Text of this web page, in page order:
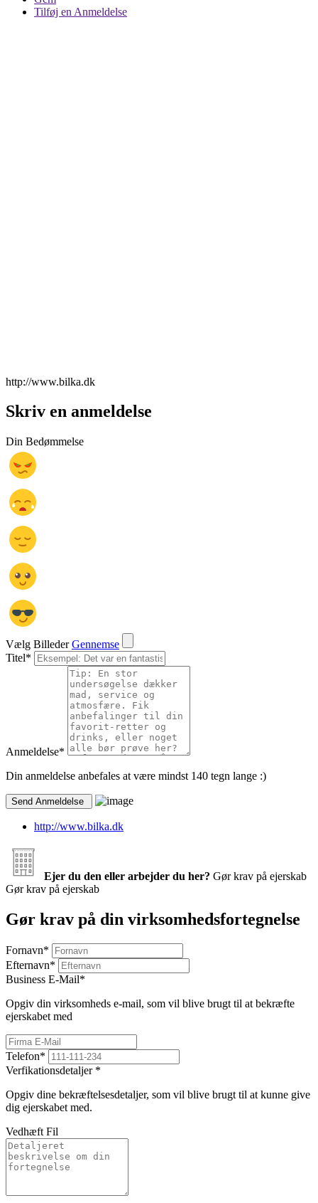
Tilføj en Anmeldelse
http://www.bilka.dk
Skriv en anmeldelse
Din Bedømmelse
Vælg Billeder Gennemse
Titel*
Anmeldelse*
Din anmeldelse anbefales at være mindst 140 tegn lange :)
http://www.bilka.dk
Ejer du den eller arbejder du her? Gør krav på ejerskab
Gør krav på ejerskab
Gør krav på din virksomhedsfortegnelse
Fornavn*
Efternavn*
Business E-Mail*
Opgiv din virksomheds e-mail, som vil blive brugt til at bekræfte
ejerskabet med
Telefon*
Verfikationsdetaljer *
Opgiv dine bekræftelsesdetaljer, som vil blive brugt til at kunne give
dig ejerskabet med.
Vedhæft Fil